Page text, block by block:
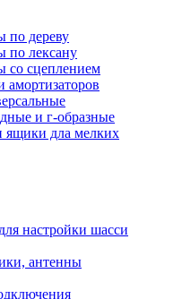
по дереву
по лексану
со сцеплением
амортизаторов
и г-образные
ящики дла мелких
настройки шасси
антенны